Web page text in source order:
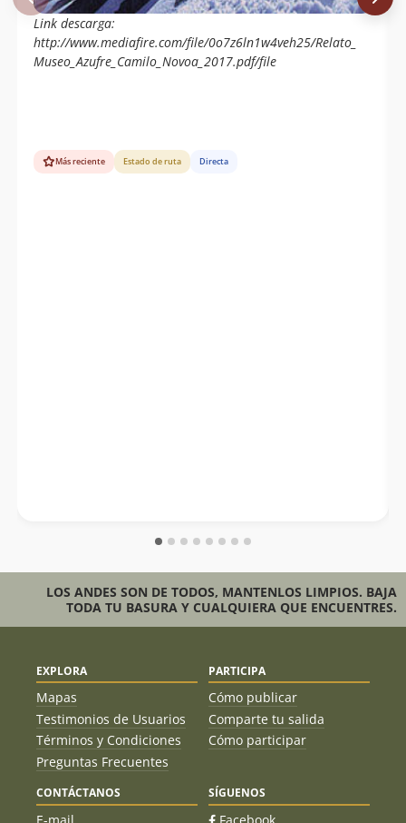
Link descarga:
http://www.mediafire.com/file/0o7z6ln1w4veh25/Relato_
Museo_Azufre_Camilo_Novoa_2017.pdf/file
Más reciente Estado de ruta Directa
LOS ANDES SON DE TODOS, MANTENLOS LIMPIOS. BAJA
TODA TU BASURA Y CUALQUIERA QUE ENCUENTRES.
EXPLORA
Mapas
Testimonios de Usuarios
Términos y Condiciones
Preguntas Frecuentes
PARTICIPA
Cómo publicar
Comparte tu salida
Cómo participar
CONTÁCTANOS SÍGUENOS